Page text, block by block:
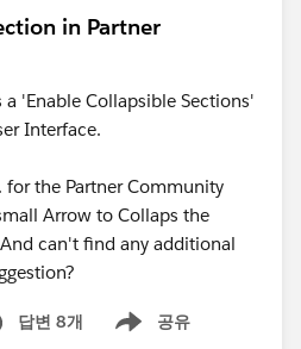
in Partner
'Enable Collapsible Sections'
Interface.
for the Partner Community
Arrow to Collaps the
can't find any additional
답변 8개 공유
Show menu